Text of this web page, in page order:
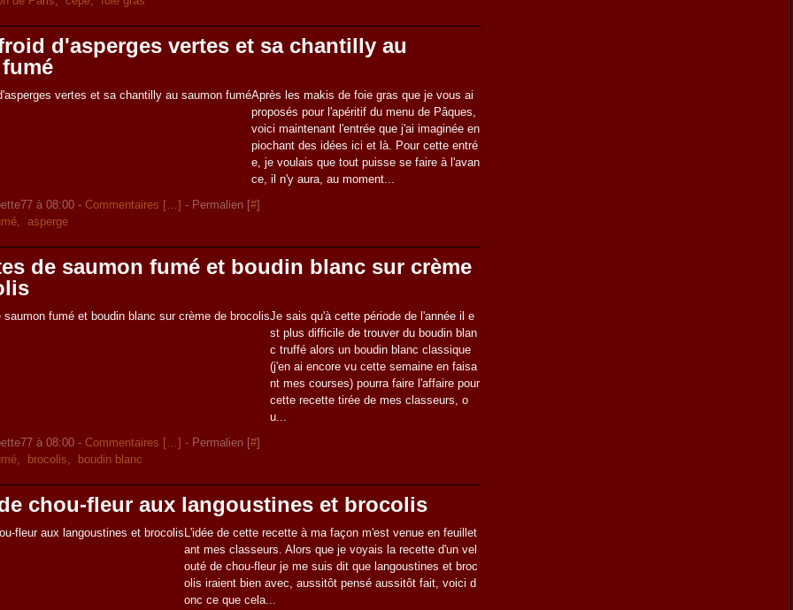
d'asperges vertes et sa chantilly au
Après les makis de foie gras que je vous ai
proposés pour l'apéritif du menu de Pâques,
voici maintenant l'entrée que j'ai imaginée en
piochant des idées ici et là. Pour cette entré
e, je voulais que tout puisse se faire à l'avan
ce, il n'y aura, au moment...
à 08:00 -Commentaires […] - Permalien [#]
,asperge
de saumon fumé et boudin blanc sur crème
Je sais qu'à cette période de l'année il e
st plus difficile de trouver du boudin blan
c truffé alors un boudin blanc classique
(j'en ai encore vu cette semaine en faisa
nt mes courses) pourra faire l'affaire pour
cette recette tirée de mes classeurs, o
u...
à 08:00 -Commentaires […] - Permalien [#]
, brocolis,
boudin blanc
chou-fleur aux langoustines et brocolis
L'idée de cette recette à ma façon m'est venue en feuillet
ant mes classeurs. Alors que je voyais la recette d'un vel
outé de chou-fleur je me suis dit que langoustines et broc
olis iraient bien avec, aussitôt pensé aussitôt fait, voici d
onc ce que cela...